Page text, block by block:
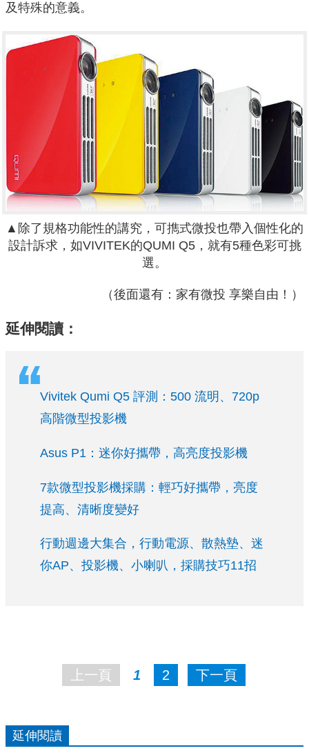
及特殊的意義。
▲除了規格功能性的講究，可擕式微投也帶入個性化的
設計訴求，如VIVITEK的QUMI Q5，就有5種色彩可挑
選。
（後面還有：家有微投 享樂自由！）
延伸閱讀：
Vivitek Qumi Q5 評測：500 流明、720p
高階微型投影機
Asus P1：迷你好攜帶，高亮度投影機
7款微型投影機採購：輕巧好攜帶，亮度
提高、清晰度變好
行動週邊大集合，行動電源、散熱墊、迷
你AP、投影機、小喇叭，採購技巧11招
上一頁 1 2 下一頁
延伸閱讀